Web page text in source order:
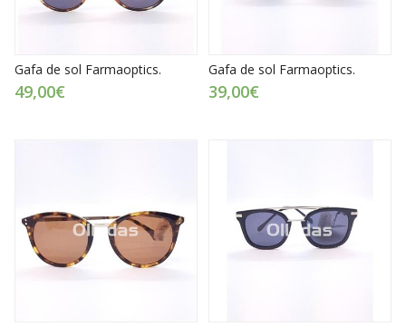
Gafa de sol Farmaoptics.
49,00€
Gafa de sol Farmaoptics.
39,00€